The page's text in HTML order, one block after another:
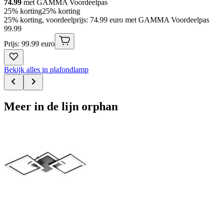
74.99 met GAMMA Voordeelpas
25% korting25% korting
25% korting, voordeelprijs: 74.99 euro met GAMMA Voordeelpas
99.99
Prijs: 99.99 euro
Bekijk alles in plafondlamp
Meer in de lijn orphan